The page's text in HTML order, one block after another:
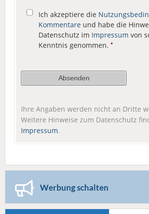
Ich akzeptiere die
Kommentare und habe die
Datenschutz im Impressum von
Kenntnis genommen.*
Ihre Angaben werden nicht an Dritte
Weitere Hinweise zum Datenschutz
Impressum.
Werbung schalten